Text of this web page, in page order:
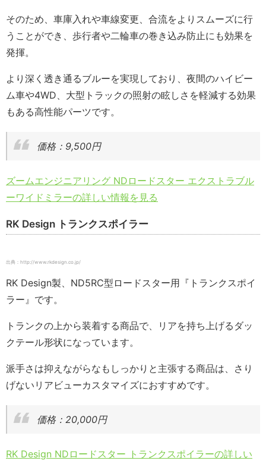
そのため、車庫入れや車線変更、合流をよりスムーズに行
うことができ、歩行者や二輪車の巻き込み防止にも効果を
発揮。
より深く透き通るブルーを実現しており、夜間のハイビー
ム車や4WD、大型トラックの照射の眩しさを軽減する効果
もある高性能パーツです。
価格：9,500円
ズームエンジニアリング NDロードスター エクストラブル
ーワイドミラーの詳しい情報を見る
RK Design トランクスポイラー
出典：http://www.rkdesign.co.jp/
RK Design製、ND5RC型ロードスター用『トランクスポイ
ラー』です。
トランクの上から装着する商品で、リアを持ち上げるダッ
クテール形状になっています。
派手さは抑えながらなもしっかりと主張する商品は、さり
げないリアビューカスタマイズにおすすめです。
価格：20,000円
RK Design NDロードスター トランクスポイラーの詳しい